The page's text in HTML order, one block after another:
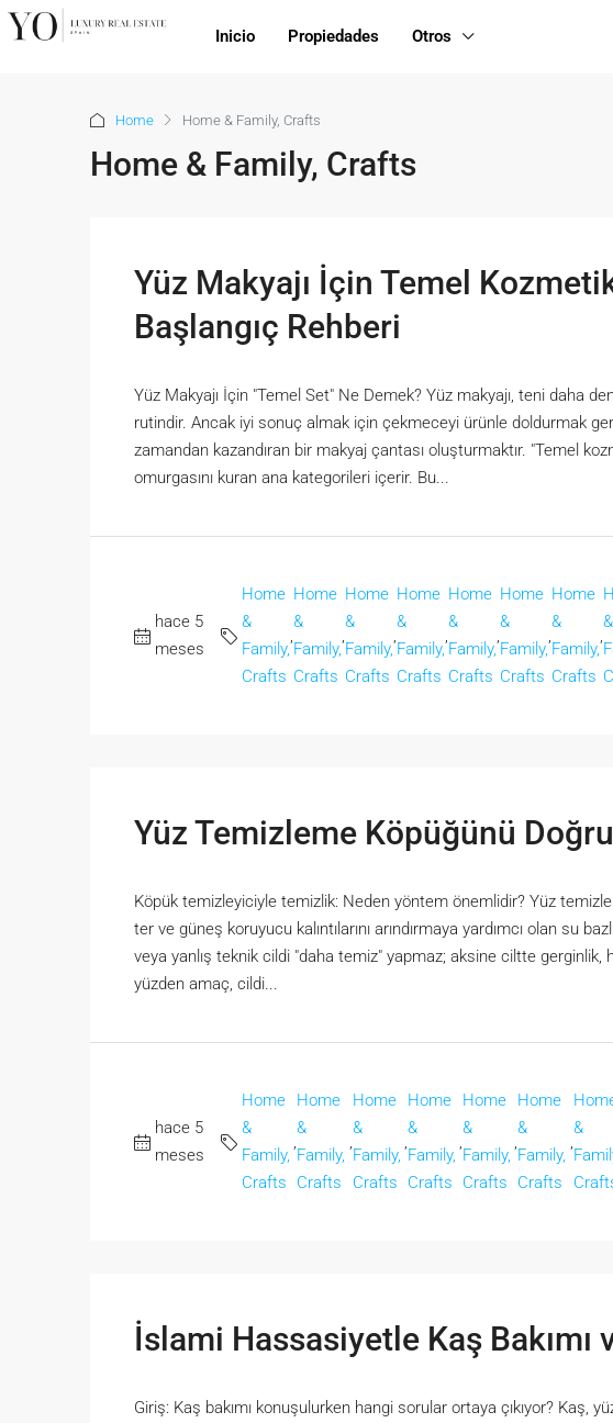
Inicio Propiedades Otros
Home Home & Family, Crafts
Home & Family, Crafts
Yüz Makyajı İçin Temel
Başlangıç Rehberi
Yüz Makyajı İçin "Temel Set" Ne Demek? Yüz makyajı, teni daha
rutindir. Ancak iyi sonuç almak için çekmeceyi ürünle doldurmak
zamandan kazandıran bir makyaj çantası oluşturmaktır. "Temel
omurgasını kuran ana kategorileri içerir. Bu...
hace 5
meses
Home
&
Family,
Crafts
Home
&
Family,
Crafts
Home
&
Family,
Crafts
Home
&
Family,
Crafts
Home
&
Family,
Crafts
Home
&
Family,
Crafts
Home
&
Family,
Crafts
&
Yüz Temizleme Köpüğünü
Köpük temizleyiciyle temizlik: Neden yöntem önemlidir? Yüz
ter ve güneş koruyucu kalıntılarını arındırmaya yardımcı olan su
veya yanlış teknik cildi "daha temiz" yapmaz; aksine ciltte gerginlik,
yüzden amaç, cildi...
hace 5
meses
Home
&
Family,
Crafts
Home
&
Family,
Crafts
Home
&
Family,
Crafts
Home
&
Family,
Crafts
Home
&
Family,
Crafts
Home
&
Family,
Crafts
&
İslami Hassasiyetle Kaş Bakımı
Giriş: Kaş bakımı konuşulurken hangi sorular ortaya çıkıyor? Kaş,